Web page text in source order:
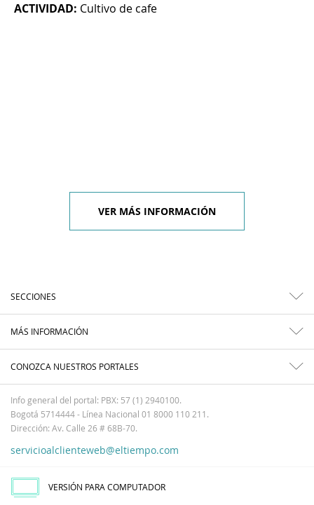
ACTIVIDAD: Cultivo de cafe
VER MÁS INFORMACIÓN
SECCIONES
MÁS INFORMACIÓN
CONOZCA NUESTROS PORTALES
Info general del portal: PBX: 57 (1) 2940100.
Bogotá 5714444 - Línea Nacional 01 8000 110 211.
Dirección: Av. Calle 26 # 68B-70.
servicioalclienteweb@eltiempo.com
VERSIÓN PARA COMPUTADOR